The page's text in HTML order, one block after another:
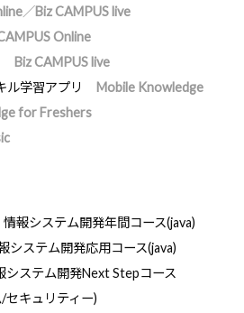
／Biz CAMPUS live
Online
Biz CAMPUS live
ル学習アプリ
Mobile Knowledge
for Freshers
情報システム開発年間コース(java)
システム開発応用コース(java)
システム開発Next Stepコース
セキュリティー)